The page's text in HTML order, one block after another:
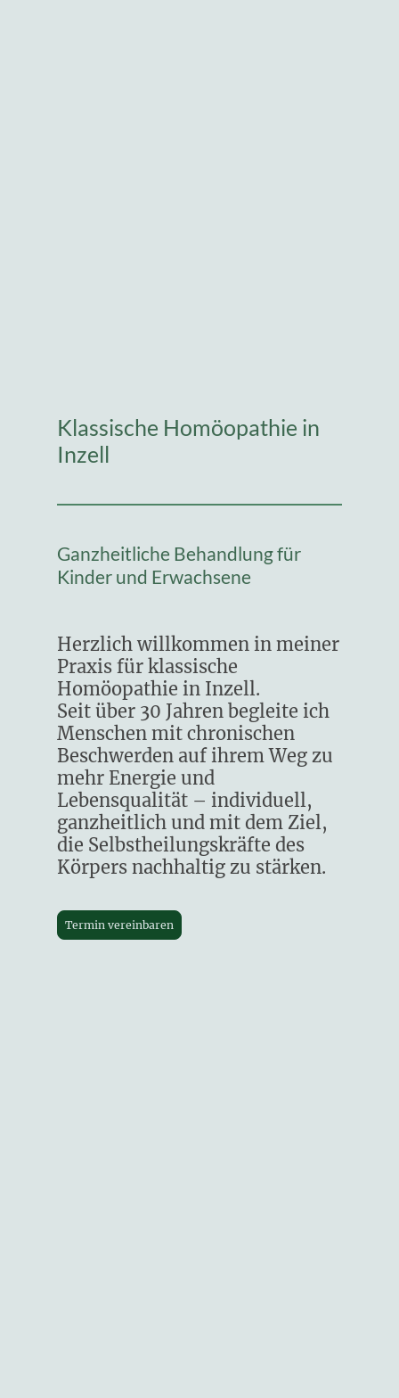
Klassische Homöopathie in
Inzell
Ganzheitliche Behandlung für
Kinder und Erwachsene
Herzlich willkommen in meiner
Praxis für klassische
Homöopathie in Inzell.
Seit über 30 Jahren begleite ich
Menschen mit chronischen
Beschwerden auf ihrem Weg zu
mehr Energie und
Lebensqualität – individuell,
ganzheitlich und mit dem Ziel,
die Selbstheilungskräfte des
Körpers nachhaltig zu stärken.
Termin vereinbaren